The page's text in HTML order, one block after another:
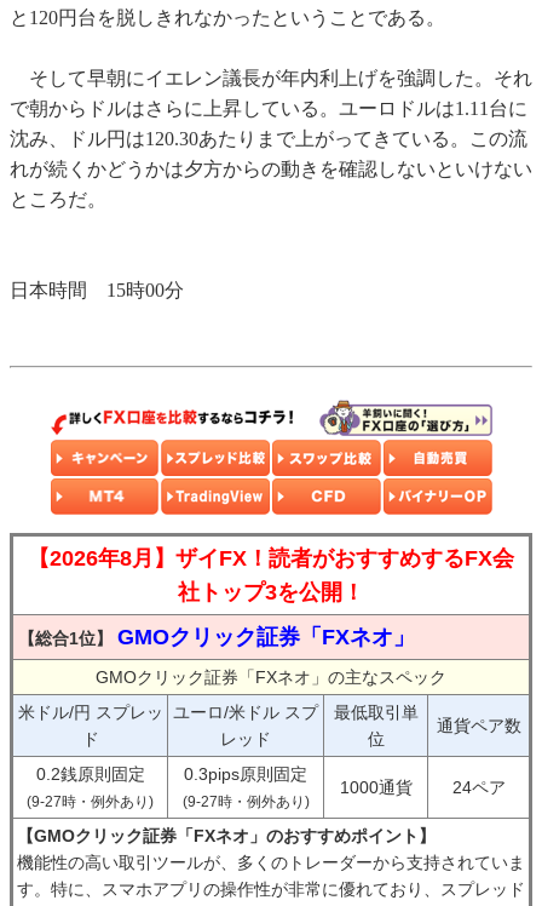
と120円台を脱しきれなかったということである。
そして早朝にイエレン議長が年内利上げを強調した。それ
で朝からドルはさらに上昇している。ユーロドルは1.11台に
沈み、ドル円は120.30あたりまで上がってきている。この流
れが続くかどうかは夕方からの動きを確認しないといけない
ところだ。
日本時間 15時00分
【2026年8月】ザイFX！読者がおすすめするFX会
社トップ3を公開！
【総合1位】 GMOクリック証券「FXネオ」
GMOクリック証券「FXネオ」の主なスペック
米ドル/円 スプレッ
ド
ユーロ/米ドル スプ
レッド
最低取引単
位
通貨ペア数
0.2銭原則固定
(9-27時・例外あり)
0.3pips原則固定
(9-27時・例外あり)
1000通貨 24ペア
【GMOクリック証券「FXネオ」のおすすめポイント】
機能性の高い取引ツールが、多くのトレーダーから支持されていま
す。特に、スマホアプリの操作性が非常に優れており、スプレッド